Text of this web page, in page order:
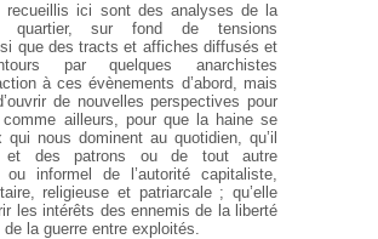
recueillis ici sont des analyses de la
quartier, sur fond de tensions
que des tracts et affiches diffusés et
par quelques anarchistes
à ces évènements d’abord, mais
de nouvelles perspectives pour
ailleurs, pour que la haine se
qui nous dominent au quotidien, qu’il
et des patrons ou de tout autre
ou informel de l’autorité capitaliste,
religieuse et patriarcale ; qu’elle
les intérêts des ennemis de la liberté
la guerre entre exploités.